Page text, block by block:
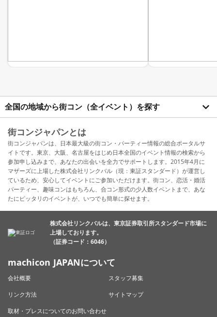
全国の地域から街コン（全イベント）を探す
街コンジャパンとは
街コンジャパンは、日本最大級の街コン・パーティー情報の総合ポータルサ
イトです。東京、大阪、名古屋をはじめ日本全国のイベント情報の検索から
参加申し込みまで、あなたの出会いを全力でサポートします。2015年4月に
マザーズに上場した株式会社リンクバル（現：東証スタンダード）が運営し
ているため、安心してイベントにご参加いただけます。街コン、恋活・婚活
パーティー、趣味コンはもちろん、合コン形式の少人数イベントまで、あな
たにピッタリのイベントが、いつでも簡単に探せます。
株式会社リンクバルは、東京証券取引所スタンダード市場に
上場しております。
（証券コード：6046）
machicon JAPANについて
会社概要
スタッフ募集
リンク方法
サイトマップ
取材・プレスについてのお問い合わせ